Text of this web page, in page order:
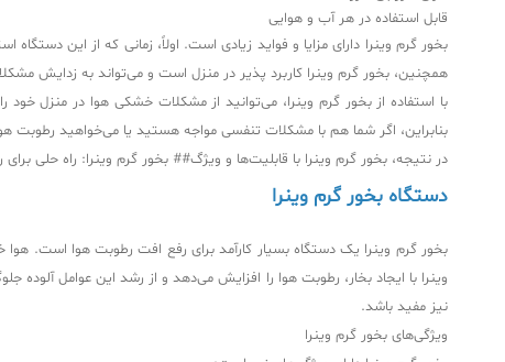
قابل استفاده در هر آب و هوایی
بخور گرم وینرا دارای مزایا و فواید زیادی است. اولاً، زمانی که از این
همچنین، بخور گرم وینرا کاربرد پذیر در منزل است و می‌تواند به زدایش
با استفاده از بخور گرم وینرا، می‌توانید از مشکلات خشکی هوا در منزل
بنابراین، اگر شما هم با مشکلات تنفسی مواجه هستید یا می‌خواهید رطوبت
در نتیجه، بخور گرم وینرا با قابلیت‌ها و ویژگ## بخور گرم وینرا: راه حلی
دستگاه بخور گرم وینرا
بخور گرم وینرا یک دستگاه بسیار کارآمد برای رفع افت رطوبت هوا است.
وینرا با ایجاد بخار، رطوبت هوا را افزایش می‌دهد و از رشد این عوامل
نیز مفید باشد.
ویژگی‌های بخور گرم وینرا